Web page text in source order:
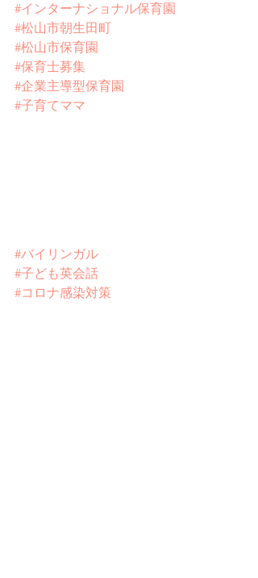
#インターナショナル保育園
#松山市朝生田町
#松山市保育園
#保育士募集
#企業主導型保育園
#子育てママ
#バイリンガル
#子ども英会話
#コロナ感染対策